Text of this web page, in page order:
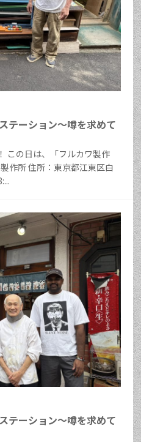
テーション～噂を求めて
この日は、「フルカワ製作
作所 住所：東京都江東区白
テーション～噂を求めて